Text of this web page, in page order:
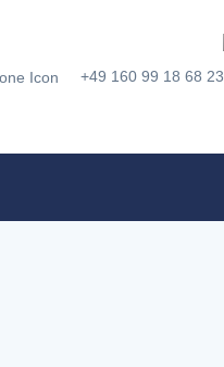
+49 160 99 18 68 23